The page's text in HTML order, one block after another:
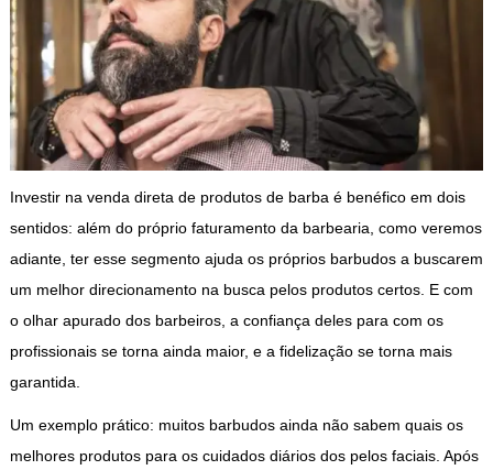
Investir na venda direta de produtos de barba é benéfico em dois
sentidos: além do próprio faturamento da barbearia, como veremos
adiante, ter esse segmento ajuda os próprios barbudos a buscarem
um melhor direcionamento na busca pelos produtos certos. E com
o olhar apurado dos barbeiros, a confiança deles para com os
profissionais se torna ainda maior, e a fidelização se torna mais
garantida.
Um exemplo prático: muitos barbudos ainda não sabem quais os
melhores produtos para os cuidados diários dos pelos faciais. Após